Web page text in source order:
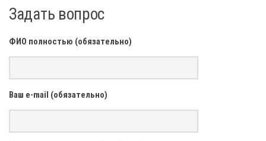
Задать вопрос
ФИО полностью (обязательно)
Ваш e-mail (обязательно)